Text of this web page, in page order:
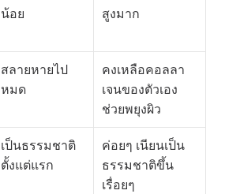
น้อย สูงมาก
สลายหายไป
หมด
คงเหลือคอลลา
เจนของตัวเอง
ช่วยพยุงผิว
เป็นธรรมชาติ
ตั้งแต่แรก
ค่อยๆ เนียนเป็น
ธรรมชาติขึ้น
เรื่อยๆ